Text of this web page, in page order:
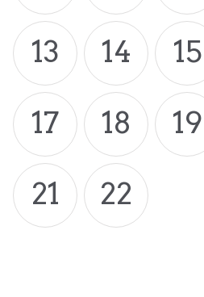
13
14 15
17
18 19
21
22